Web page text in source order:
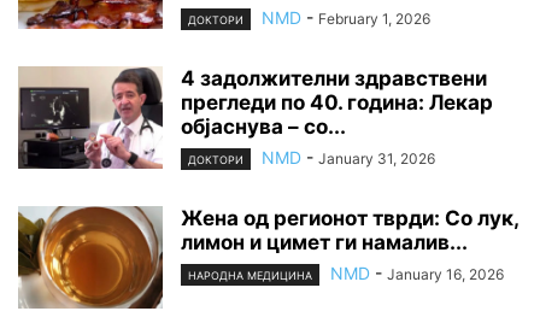
ДОКТОРИ NMD - February 1, 2026
4 задолжителни здравствени
прегледи по 40. година: Лекар
објаснува – со...
ДОКТОРИ NMD - January 31, 2026
Жена од регионот тврди: Со лук,
лимон и цимет ги намалив...
НАРОДНА МЕДИЦИНА NMD - January 16, 2026